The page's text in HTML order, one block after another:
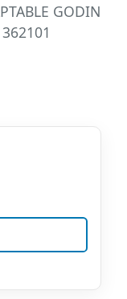
GODIN